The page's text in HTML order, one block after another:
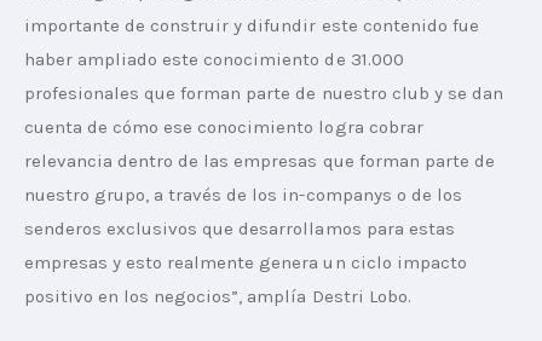
importante de construir y difundir este contenido fue
haber ampliado este conocimiento de 31.000
profesionales que forman parte de nuestro club y se dan
cuenta de cómo ese conocimiento logra cobrar
relevancia dentro de las empresas que forman parte de
nuestro grupo, a través de los in-companys o de los
senderos exclusivos que desarrollamos para estas
empresas y esto realmente genera un ciclo impacto
positivo en los negocios”, amplía Destri Lobo.